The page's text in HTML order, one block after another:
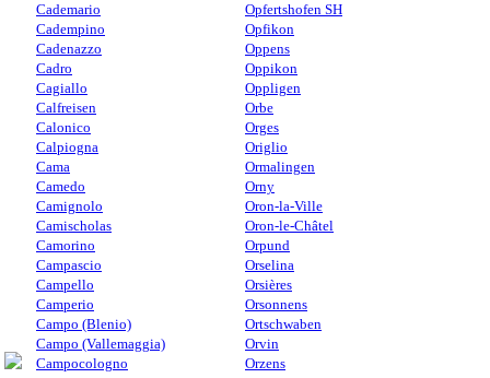
Cademario
Cadempino
Cadenazzo
Cadro
Cagiallo
Calfreisen
Calonico
Calpiogna
Cama
Camedo
Camignolo
Camischolas
Camorino
Campascio
Campello
Camperio
Campo (Blenio)
Campo (Vallemaggia)
Campocologno
Opfertshofen SH
Opfikon
Oppens
Oppikon
Oppligen
Orbe
Orges
Origlio
Ormalingen
Orny
Oron-la-Ville
Oron-le-Châtel
Orpund
Orselina
Orsières
Orsonnens
Ortschwaben
Orvin
Orzens